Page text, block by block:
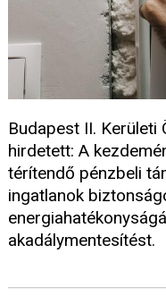
Budapest II. Kerületi
hirdetett: A
térítendő pénzbeli
ingatlanok
akadálymentesítést.